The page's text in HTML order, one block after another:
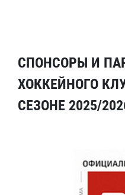
СПОНСОРЫ И
ХОККЕЙНОГО
СЕЗОНЕ 2025/